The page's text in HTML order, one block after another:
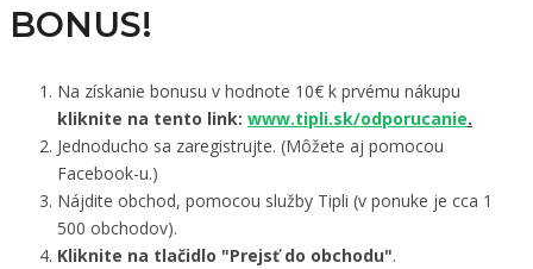
BONUS!
Na získanie bonusu v hodnote 10€ k prvému nákupu
kliknite na tento link: www.tipli.sk/odporucanie.
Jednoducho sa zaregistrujte. (Môžete aj pomocou
Facebook-u.)
Nájdite obchod, pomocou služby Tipli (v ponuke je cca 1
500 obchodov).
Kliknite na tlačidlo "Prejsť do obchodu".